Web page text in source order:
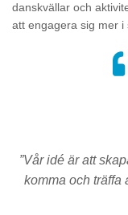
danskvällar och
att engagera sig mer
”Vår idé är att
komma och träffa